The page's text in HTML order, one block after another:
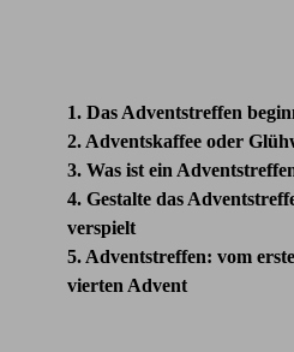
1. Das Adventstreffen
2. Adventskaffee oder
3. Was ist ein
4. Gestalte das
verspielt
5. Adventstreffen: vom
vierten Advent